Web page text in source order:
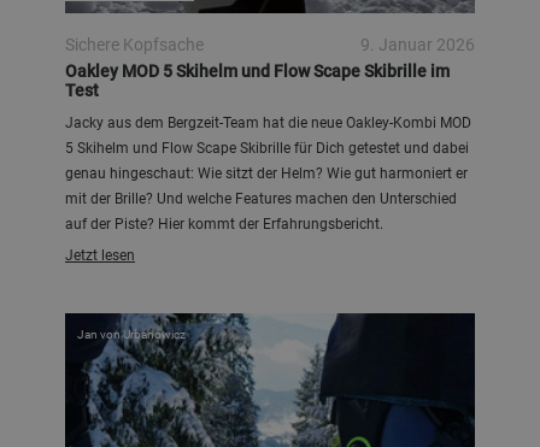
Sichere Kopfsache
9. Januar 2026
Oakley MOD 5 Skihelm und Flow Scape Skibrille im
Test
Jacky aus dem Bergzeit-Team hat die neue Oakley-Kombi MOD
5 Skihelm und Flow Scape Skibrille für Dich getestet und dabei
genau hingeschaut: Wie sitzt der Helm? Wie gut harmoniert er
mit der Brille? Und welche Features machen den Unterschied
auf der Piste? Hier kommt der Erfahrungsbericht.
Jetzt lesen
Jan von Urbanowicz